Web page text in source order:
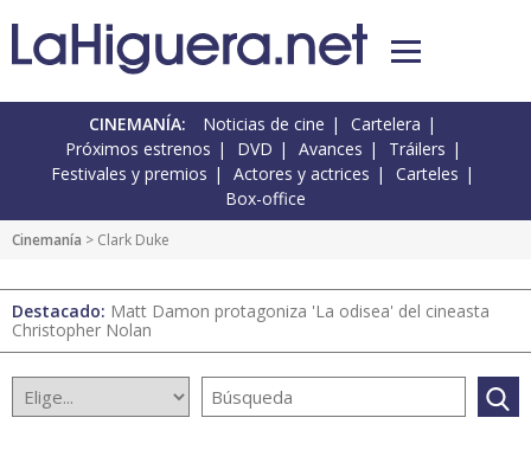
CINEMANÍA: Noticias de cine
Cartelera
Próximos estrenos
DVD Avances
Tráilers
Festivales y premios
Actores y actrices
Carteles
Box-office
Cinemanía > Clark Duke
Destacado: Matt Damon protagoniza 'La odisea' del cineasta
Christopher Nolan